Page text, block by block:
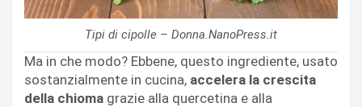
Tipi di cipolle – Donna.NanoPress.it
Ma in che modo? Ebbene, questo ingrediente, usato
sostanzialmente in cucina, accelera la crescita
della chioma grazie alla quercetina e alla